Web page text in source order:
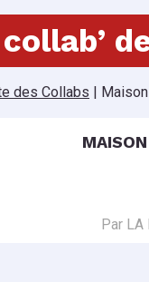
des Collabs |
Par LA